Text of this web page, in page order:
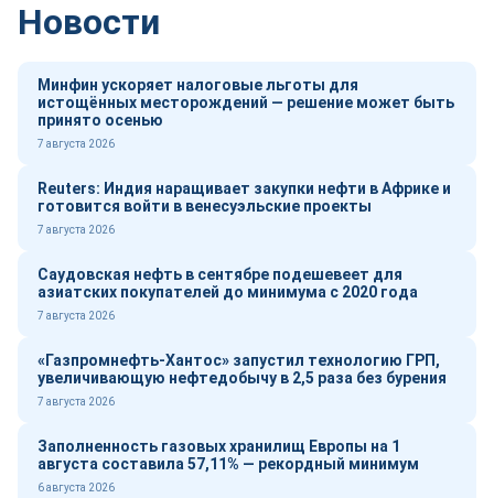
Новости
Минфин ускоряет налоговые льготы для
истощённых месторождений — решение может быть
принято осенью
7 августа 2026
Reuters: Индия наращивает закупки нефти в Африке и
готовится войти в венесуэльские проекты
7 августа 2026
Саудовская нефть в сентябре подешевеет для
азиатских покупателей до минимума с 2020 года
7 августа 2026
«Газпромнефть-Хантос» запустил технологию ГРП,
увеличивающую нефтедобычу в 2,5 раза без бурения
7 августа 2026
Заполненность газовых хранилищ Европы на 1
августа составила 57,11% — рекордный минимум
6 августа 2026